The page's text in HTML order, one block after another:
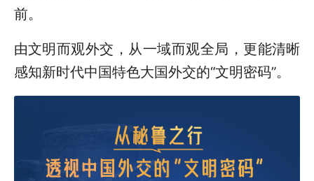
前。
由文明而观外交，从一域而观全局，更能清晰
感知新时代中国特色大国外交的“文明密码”。